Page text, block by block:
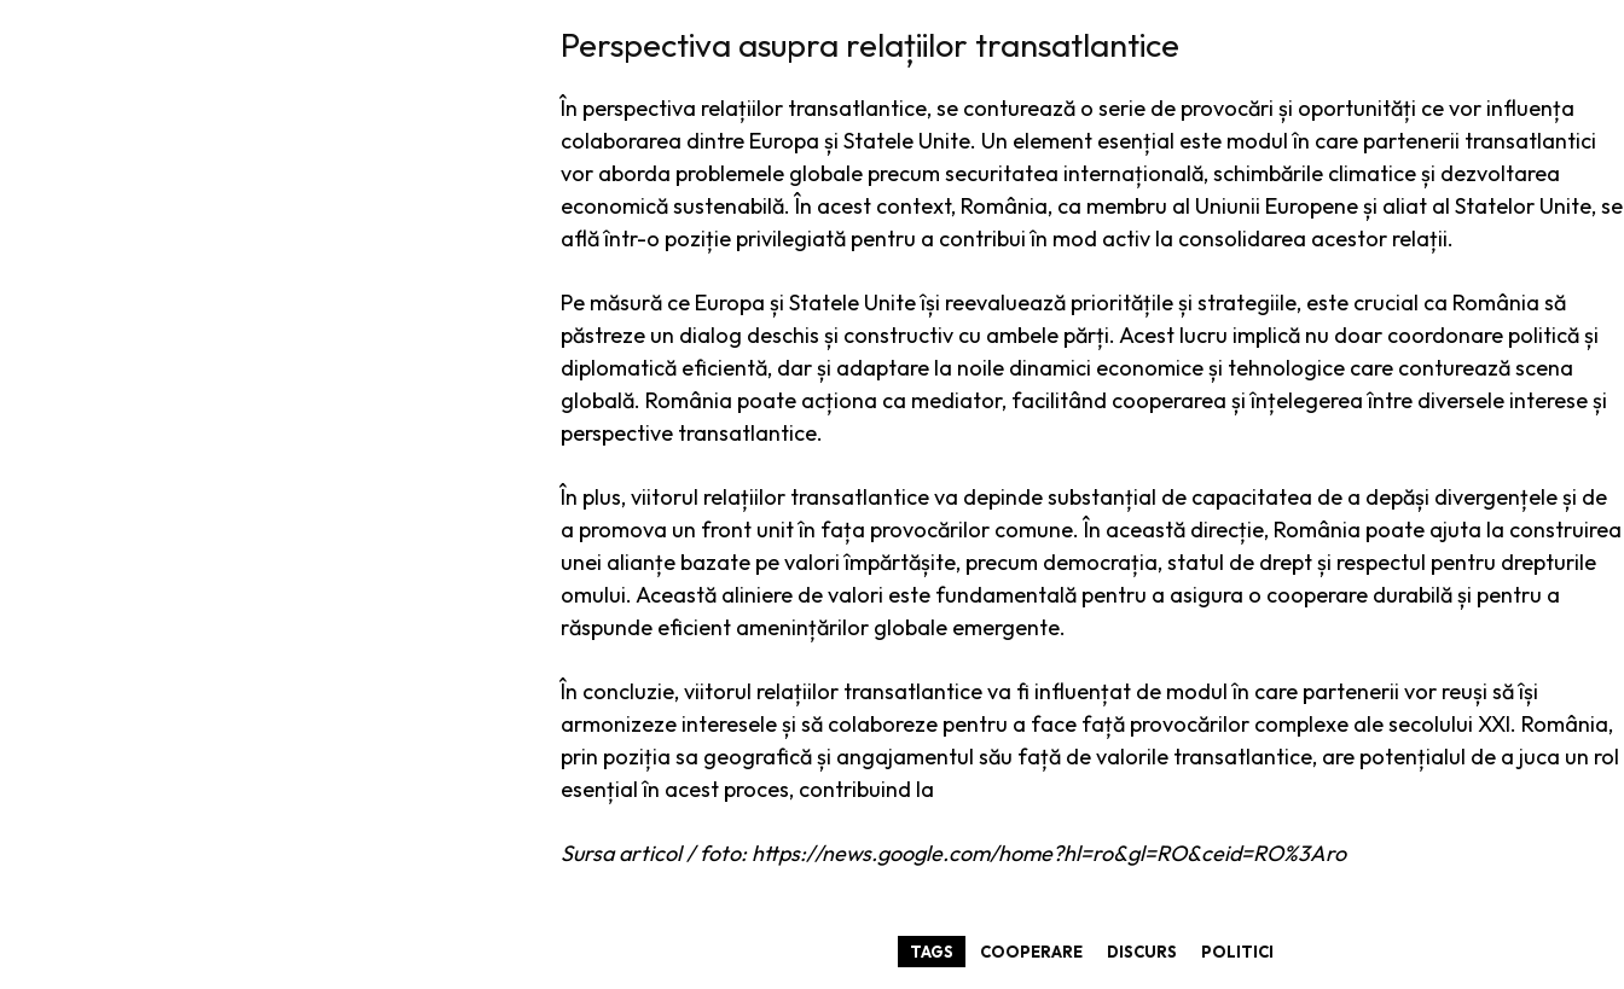
Perspectiva asupra relațiilor transatlantice
În perspectiva relațiilor transatlantice, se conturează o serie de provocări și oportunități ce vor influența
colaborarea dintre Europa și Statele Unite. Un element esențial este modul în care partenerii transatlantici
vor aborda problemele globale precum securitatea internațională, schimbările climatice și dezvoltarea
economică sustenabilă. În acest context, România, ca membru al Uniunii Europene și aliat al Statelor Unite, se
află într-o poziție privilegiată pentru a contribui în mod activ la consolidarea acestor relații.
Pe măsură ce Europa și Statele Unite își reevaluează prioritățile și strategiile, este crucial ca România să
păstreze un dialog deschis și constructiv cu ambele părți. Acest lucru implică nu doar coordonare politică și
diplomatică eficientă, dar și adaptare la noile dinamici economice și tehnologice care conturează scena
globală. România poate acționa ca mediator, facilitând cooperarea și înțelegerea între diversele interese și
perspective transatlantice.
În plus, viitorul relațiilor transatlantice va depinde substanțial de capacitatea de a depăși divergențele și de
a promova un front unit în fața provocărilor comune. În această direcție, România poate ajuta la construirea
unei alianțe bazate pe valori împărtășite, precum democrația, statul de drept și respectul pentru drepturile
omului. Această aliniere de valori este fundamentală pentru a asigura o cooperare durabilă și pentru a
răspunde eficient amenințărilor globale emergente.
În concluzie, viitorul relațiilor transatlantice va fi influențat de modul în care partenerii vor reuși să își
armonizeze interesele și să colaboreze pentru a face față provocărilor complexe ale secolului XXI. România,
prin poziția sa geografică și angajamentul său față de valorile transatlantice, are potențialul de a juca un rol
esențial în acest proces, contribuind la
Sursa articol / foto: https://news.google.com/home?hl=ro&gl=RO&ceid=RO%3Aro
TAGS COOPERARE DISCURS POLITICI